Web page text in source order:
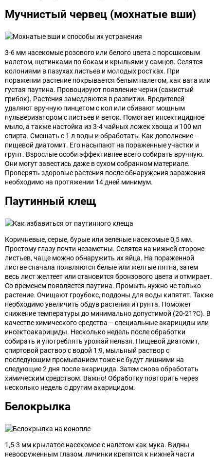
Мучнистый червец (мохнатые вши)
3-6 мм насекомые розового или белого цвета с порошковым
налетом, щетинками по бокам и крыльями у самцов. Селятся
колониями в пазухах листьев и молодых ростках. При
поражении растение покрывается белым налетом, как вата или
густая паутина. Провоцируют появление черни (сажистый
грибок). Растения замедляются в развитии. Вредителей
удаляют вручную пинцетом с кол или сбивают мощным
пульверизатором с листьев и веток. Помогает инсектицидное
мыло, а также настойка из 3-4 чайных ложек хвоща и 100 мл
спирта. Смешать с 1 л воды и обработать. Как дополнение –
пищевой диатомит. Его насыпают на пораженные участки и
грунт. Взрослые особи эффективнее всего собирать вручную.
Они могут завестись даже в сухом собранном материале.
Проверять здоровые растения после обнаружения заражения
необходимо на протяжении 14 дней минимум.
Паутинный клещ
Коричневые, серые, бурые или зеленые насекомые 0,5 мм.
Простому глазу почти незаметны. Селятся на нижней стороне
листьев, чаще можно обнаружить их яйца. На пораженной
листве сначала появляются белые или желтые пятна, затем
весь лист желтеет или становится бронзового цвета и отмирает.
Со временем появляется паутина. Промыть нужно не только
растение. Очищают гроубокс, поддоны для воды кипятят. Также
необходимо увеличить обдув растения и грунта. Поможет
снижение температуры до минимально допустимой (20-21?С). В
качестве химического средства – специальные акарициды или
инсектоакарициды. Несколько недель после обработки
собирать и употреблять урожай нельзя. Пищевой диатомит,
спиртовой раствор с водой 1:9, мыльный раствор с
последующим промыванием тоже не будут лишними на
следующие 2 дня после акарицида. Затем снова обработать
химическим средством. Важно! Обработку повторить через
несколько недель с другим акарицидом.
Белокрылка
1,5-3 мм крылатое насекомое с налетом как мука. Видны
невооруженным глазом, личинки крепятся к нижней части